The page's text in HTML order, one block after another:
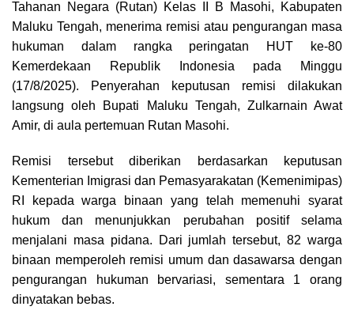
b
o
k
a
d
s
A
p
g
r
m
L
i
k
e
Tahanan Negara (Rutan) Kelas II B Masohi, Kabupaten
Maluku Tengah, menerima remisi atau pengurangan masa
hukuman dalam rangka peringatan HUT ke-80
Kemerdekaan Republik Indonesia pada Minggu
(17/8/2025). Penyerahan keputusan remisi dilakukan
langsung oleh Bupati Maluku Tengah, Zulkarnain Awat
Amir, di aula pertemuan Rutan Masohi.
Remisi tersebut diberikan berdasarkan keputusan
Kementerian Imigrasi dan Pemasyarakatan (Kemenimipas)
RI kepada warga binaan yang telah memenuhi syarat
hukum dan menunjukkan perubahan positif selama
menjalani masa pidana. Dari jumlah tersebut, 82 warga
binaan memperoleh remisi umum dan dasawarsa dengan
pengurangan hukuman bervariasi, sementara 1 orang
dinyatakan bebas.